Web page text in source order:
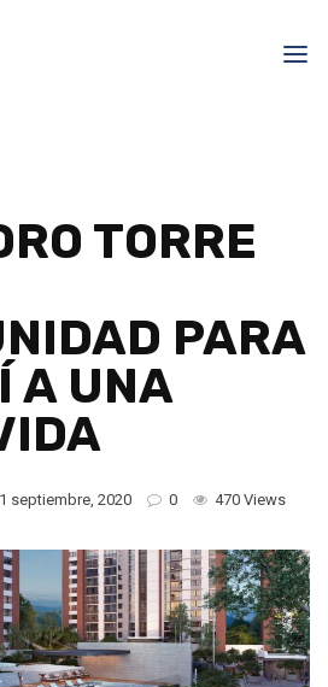
TORRE
PARA
A UNA
septiembre, 2020 0 470 Views